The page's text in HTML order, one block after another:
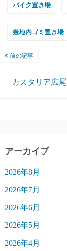
バイク置き場
敷地内ゴミ置き場
前の記事
カスタリア広
アーカイブ
2026年8月
2026年7月
2026年6月
2026年5月
2026年4月